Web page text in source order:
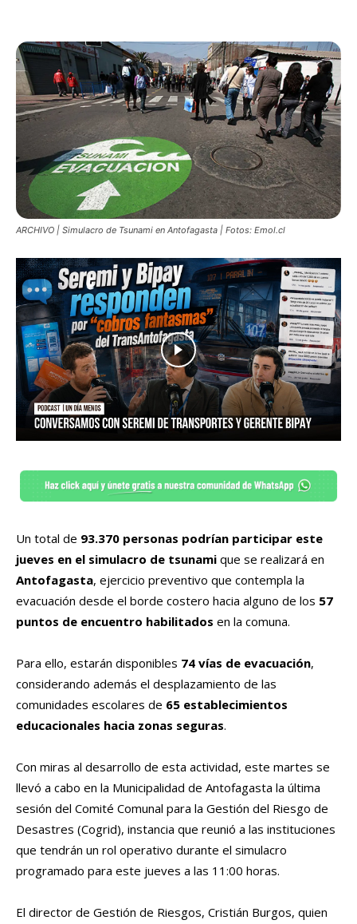
ARCHIVO | Simulacro de Tsunami en Antofagasta | Fotos: Emol.cl
Un total de 93.370 personas podrían participar este
jueves en el simulacro de tsunami que se realizará en
Antofagasta, ejercicio preventivo que contempla la
evacuación desde el borde costero hacia alguno de los 57
puntos de encuentro habilitados en la comuna.
Para ello, estarán disponibles 74 vías de evacuación,
considerando además el desplazamiento de las
comunidades escolares de 65 establecimientos
educacionales hacia zonas seguras.
Con miras al desarrollo de esta actividad, este martes se
llevó a cabo en la Municipalidad de Antofagasta la última
sesión del Comité Comunal para la Gestión del Riesgo de
Desastres (Cogrid), instancia que reunió a las instituciones
que tendrán un rol operativo durante el simulacro
programado para este jueves a las 11:00 horas.
El director de Gestión de Riesgos, Cristián Burgos, quien